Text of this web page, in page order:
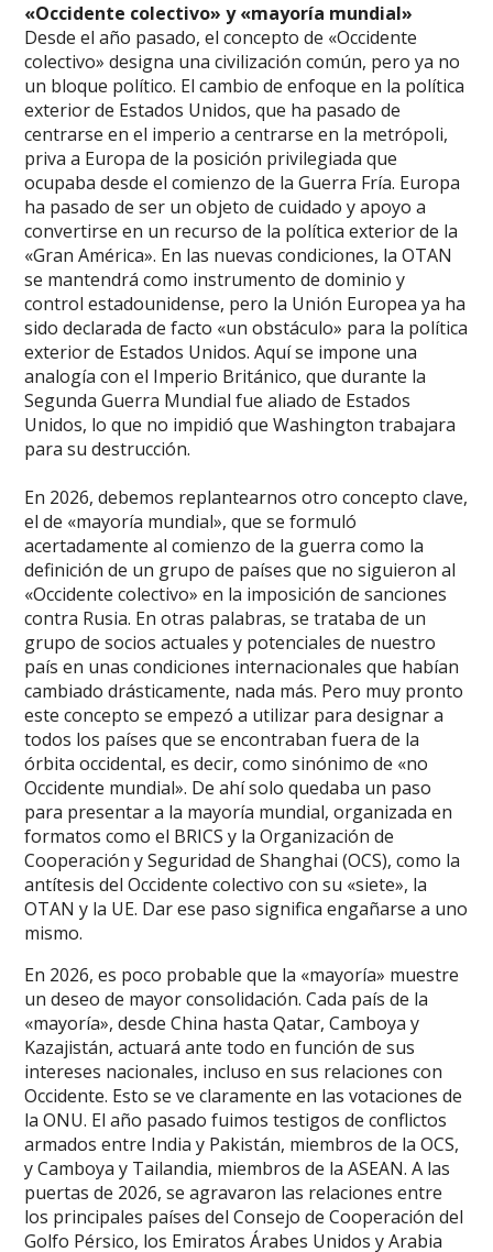
«Occidente colectivo» y «mayoría mundial»
Desde el año pasado, el concepto de «Occidente
colectivo» designa una civilización común, pero ya no
un bloque político. El cambio de enfoque en la política
exterior de Estados Unidos, que ha pasado de
centrarse en el imperio a centrarse en la metrópoli,
priva a Europa de la posición privilegiada que
ocupaba desde el comienzo de la Guerra Fría. Europa
ha pasado de ser un objeto de cuidado y apoyo a
convertirse en un recurso de la política exterior de la
«Gran América». En las nuevas condiciones, la OTAN
se mantendrá como instrumento de dominio y
control estadounidense, pero la Unión Europea ya ha
sido declarada de facto «un obstáculo» para la política
exterior de Estados Unidos. Aquí se impone una
analogía con el Imperio Británico, que durante la
Segunda Guerra Mundial fue aliado de Estados
Unidos, lo que no impidió que Washington trabajara
para su destrucción.
En 2026, debemos replantearnos otro concepto clave,
el de «mayoría mundial», que se formuló
acertadamente al comienzo de la guerra como la
definición de un grupo de países que no siguieron al
«Occidente colectivo» en la imposición de sanciones
contra Rusia. En otras palabras, se trataba de un
grupo de socios actuales y potenciales de nuestro
país en unas condiciones internacionales que habían
cambiado drásticamente, nada más. Pero muy pronto
este concepto se empezó a utilizar para designar a
todos los países que se encontraban fuera de la
órbita occidental, es decir, como sinónimo de «no
Occidente mundial». De ahí solo quedaba un paso
para presentar a la mayoría mundial, organizada en
formatos como el BRICS y la Organización de
Cooperación y Seguridad de Shanghai (OCS), como la
antítesis del Occidente colectivo con su «siete», la
OTAN y la UE. Dar ese paso significa engañarse a uno
mismo.
En 2026, es poco probable que la «mayoría» muestre
un deseo de mayor consolidación. Cada país de la
«mayoría», desde China hasta Qatar, Camboya y
Kazajistán, actuará ante todo en función de sus
intereses nacionales, incluso en sus relaciones con
Occidente. Esto se ve claramente en las votaciones de
la ONU. El año pasado fuimos testigos de conflictos
armados entre India y Pakistán, miembros de la OCS,
y Camboya y Tailandia, miembros de la ASEAN. A las
puertas de 2026, se agravaron las relaciones entre
los principales países del Consejo de Cooperación del
Golfo Pérsico, los Emiratos Árabes Unidos y Arabia